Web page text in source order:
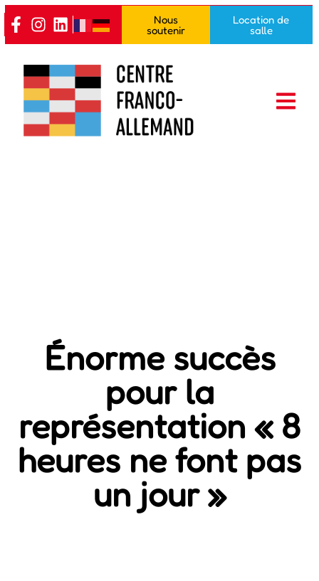
Nous
soutenir
Location de
salle
Énorme succès
pour la
représentation « 8
heures ne font pas
un jour »